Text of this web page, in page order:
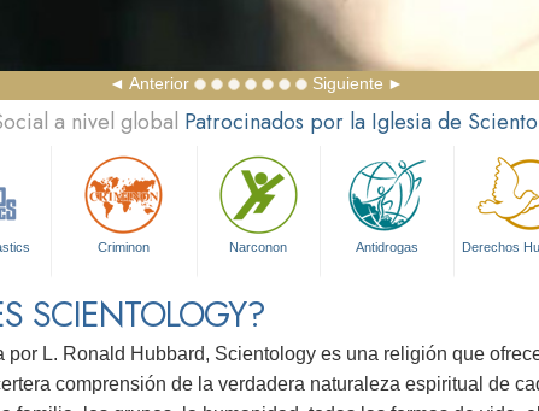
Anterior Siguiente
a nivel global Patrocinados por la Iglesia de
Criminon Narconon Antidrogas Derechos
SCIENTOLOGY?
por L. Ronald Hubbard, Scientology es una religión que
comprensión de la verdadera naturaleza espiritual de